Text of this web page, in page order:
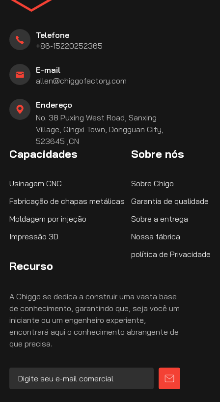
Telefone
+86-15220252365
E-mail
allen@chiggofactory.com
Endereço
No. 38 Puxing West Road, Sanxing
Village, Qingxi Town, Dongguan City,
523645 ,CN
Capacidades
Usinagem CNC
Fabricação de chapas metálicas
Moldagem por injeção
Impressão 3D
Sobre nós
Sobre Chigo
Garantia de qualidade
Sobre a entrega
Nossa fábrica
política de Privacidade
Recurso
A Chiggo se dedica a construir uma vasta base
de conhecimento, garantindo que, seja você um
iniciante ou um engenheiro experiente,
encontrará aqui o conhecimento abrangente de
que precisa.